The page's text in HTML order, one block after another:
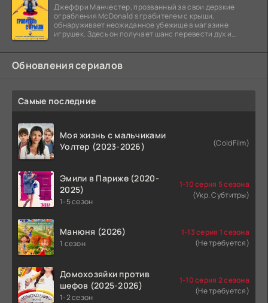
Джеффри Манчестер, прозванный за свои дерзкие
ограбления McDonald s грабителем с крыши,
обнаруживает неожиданное убежище в магазине
игрушек. Здесь он получает шанс перевести дух и
Обновления сериалов
Самые последние
Моя жизнь с мальчиками
Уолтер (2023-2026)
(ColdFilm)
Эмили в Париже (2020-
2025)
1-5 сезон
1-10 серия 5 сезона
(Укр. Субтитры)
Манюня (2026)
1 сезон
1-13 серия 1 сезона
(Не требуется)
Домохозяйки против
шефов (2025-2026)
1-2 сезон
1-10 серия 2 сезона
(Не требуется)